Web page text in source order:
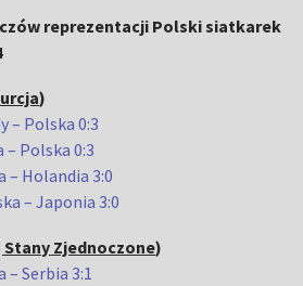
reprezentacji Polski siatkarek
)
– Polska 0:3
– Polska 0:3
– Holandia 3:0
– Japonia 3:0
Zjednoczone)
– Serbia 3:1